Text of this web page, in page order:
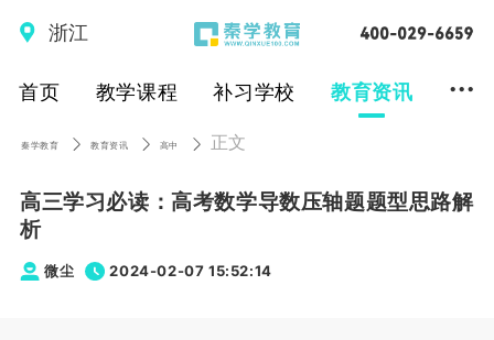
浙江
首页 教学课程 补习学校 教育资讯 ...
秦学教育 教育资讯 高中 正文
高三学习必读：高考数学导数压轴题题型思路解
析
微尘 2024-02-07 15:52:14